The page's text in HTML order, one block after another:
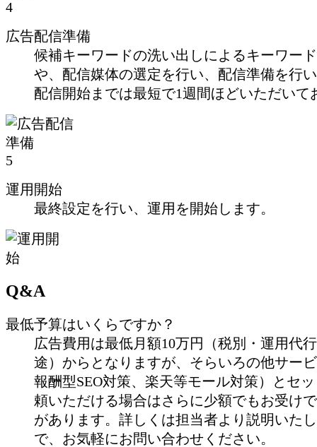
4
広告配信準備
候補キーワードの洗い出しによるキーワー
や、配信媒体の選定を行い、配信準備を行
配信開始までは最短で1週間ほどいただいて
5
運用開始
最終設定を行い、運用を開始します。
Q&A
最低予算はいくらですか？
広告費用は最低月額10万円（税別・運用代
途）からとなりますが、そらいろの他サー
報酬型SEO対策、楽天等モール対策）とセ
頼いただける場合はさらに少額でもお受け
があります。詳しくは担当者より説明いた
で、お気軽にお問い合わせください。